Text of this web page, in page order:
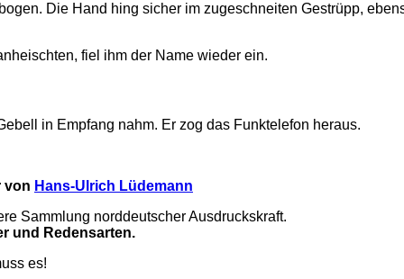
Die Hand hing sicher im zugeschneiten Gestrüpp,
fiel ihm der Name wieder ein.
in Empfang nahm. Er zog das Funktelefon heraus.
von Hans-Ulrich Lüdemann
Sammlung norddeutscher Ausdruckskraft.
und Redensarten.
es!